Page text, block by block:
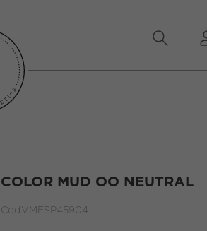
COLOR MUD OO NEUTRAL
Cod.VMESP45904